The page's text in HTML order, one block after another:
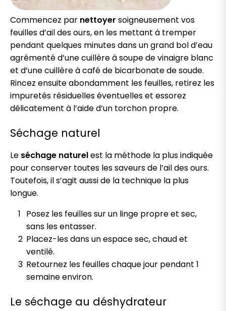
Commencez par nettoyer soigneusement vos
feuilles d’ail des ours, en les mettant à tremper
pendant quelques minutes dans un grand bol d’eau
agrémenté d’une cuillère à soupe de vinaigre blanc
et d’une cuillère à café de bicarbonate de soude.
Rincez ensuite abondamment les feuilles, retirez les
impuretés résiduelles éventuelles et essorez
délicatement à l’aide d’un torchon propre.
Séchage naturel
Le séchage naturelest la méthode la plus indiquée
pour conserver toutes les saveurs de l’ail des ours.
Toutefois, il s’agit aussi de la technique la plus
longue.
Posez les feuilles sur un linge propre et sec,
sans les entasser.
Placez-les dans un espace sec, chaud et
ventilé.
Retournez les feuilles chaque jour pendant 1
semaine environ.
Le séchage au déshydrateur